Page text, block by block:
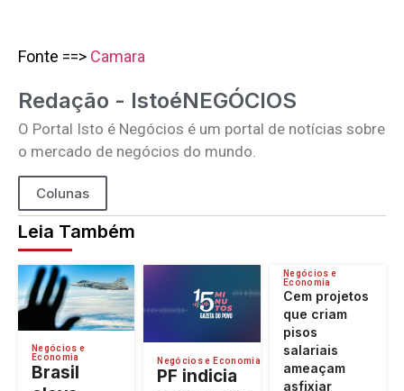
Fonte ==> Camara
Redação - IstoéNEGÓCIOS
O Portal Isto é Negócios é um portal de notícias sobre
o mercado de negócios do mundo.
Colunas
Leia Também
Negócios e
Economia
Brasil
Negócios e Economia
PF indicia
Negócios e
Economia
Cem projetos
que criam
pisos
salariais
ameaçam
asfixiar